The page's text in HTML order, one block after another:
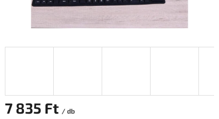
7 835 Ft / db